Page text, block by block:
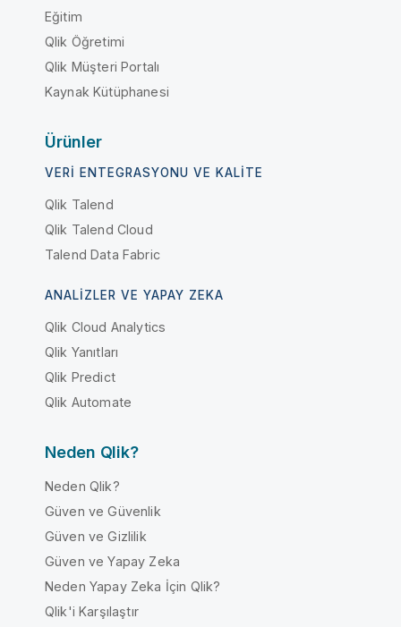
Eğitim
Qlik Öğretimi
Qlik Müşteri Portalı
Kaynak Kütüphanesi
Ürünler
VERI ENTEGRASYONU VE KALITE
Qlik Talend
Qlik Talend Cloud
Talend Data Fabric
ANALIZLER VE YAPAY ZEKA
Qlik Cloud Analytics
Qlik Yanıtları
Qlik Predict
Qlik Automate
Neden Qlik?
Neden Qlik?
Güven ve Güvenlik
Güven ve Gizlilik
Güven ve Yapay Zeka
Neden Yapay Zeka İçin Qlik?
Qlik'i Karşılaştır